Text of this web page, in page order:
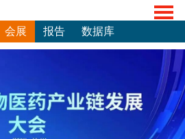
会展 报告 数据库